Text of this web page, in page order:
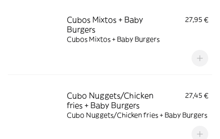
Cubos Mixtos + Baby
Burgers
27,95 €
Cubos Mixtos + Baby Burgers
Cubo Nuggets/Chicken
fries + Baby Burgers
27,45 €
Cubo Nuggets/Chicken fries + Baby Burgers